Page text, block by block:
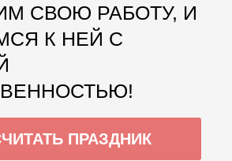
СВОЮ РАБОТУ, И
К НЕЙ С
ПРАЗДНИК